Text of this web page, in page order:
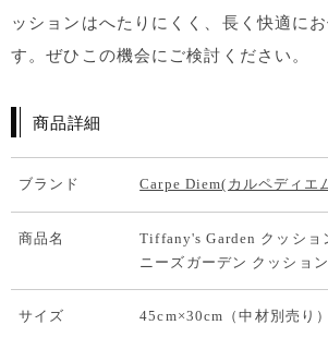
ッションはへたりにくく、長く快適に
す。ぜひこの機会にご検討ください。
商品詳細
ブランド Carpe Diem(カルペディエ
商品名
Tiffany's Garden クッショ
ニーズガーデン クッショ
サイズ 45cm×30cm（中材別売り）